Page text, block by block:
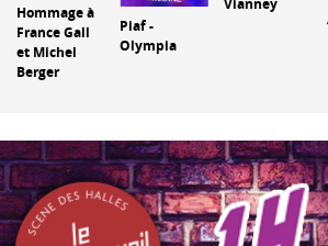
Hommage à
France Gall
et Michel
Berger
Piaf -
Olympia
Vianney